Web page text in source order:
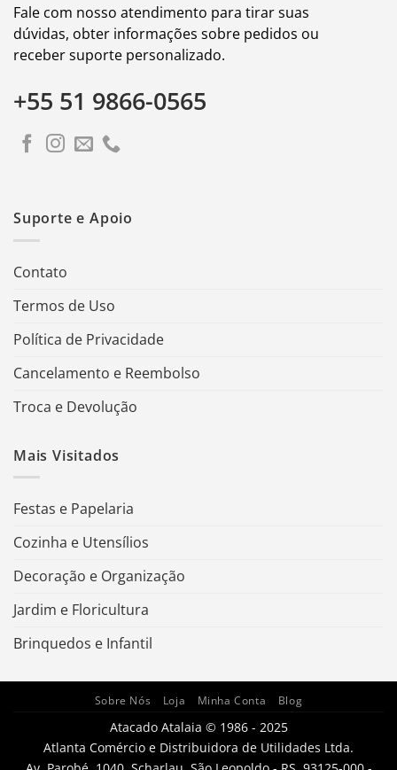
Fale com nosso atendimento para tirar suas
dúvidas, obter informações sobre pedidos ou
receber suporte personalizado.
+55 51 9866-0565
Suporte e Apoio
Contato
Termos de Uso
Política de Privacidade
Cancelamento e Reembolso
Troca e Devolução
Mais Visitados
Festas e Papelaria
Cozinha e Utensílios
Decoração e Organização
Jardim e Floricultura
Brinquedos e Infantil
Sobre Nós Loja Minha Conta Blog
Atacado Atalaia © 1986 - 2025
Atlanta Comércio e Distribuidora de Utilidades Ltda.